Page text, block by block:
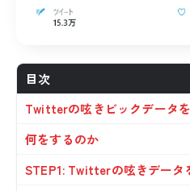
目次
Twitterの呟きビックデータを
何をするのか
STEP1: Twitterの呟きデータ